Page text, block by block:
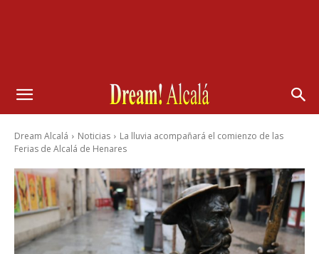
Dream Alcalá Noticias
La lluvia acompañará el comienzo de las
Ferias de Alcalá de Henares